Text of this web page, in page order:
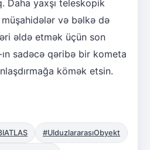
Daha yaxşı teleskopik
və bəlkə də
əldə etmək üçün son
ın sadəcə qəribə bir kometa
kömək etsin.
#UlduzlararasıObyekt